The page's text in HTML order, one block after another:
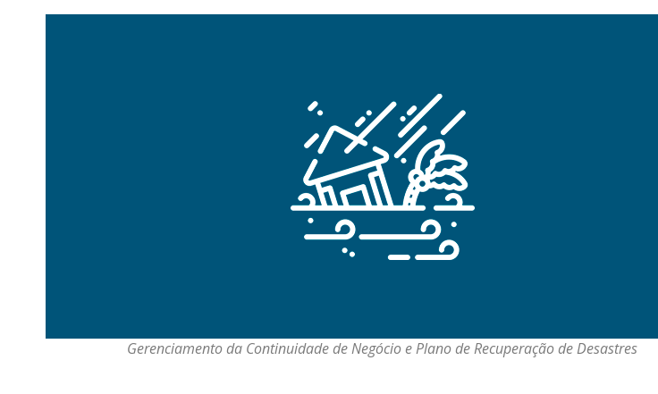
Gerenciamento da Continuidade de Negócio e Plano de Recuperação de Desastres